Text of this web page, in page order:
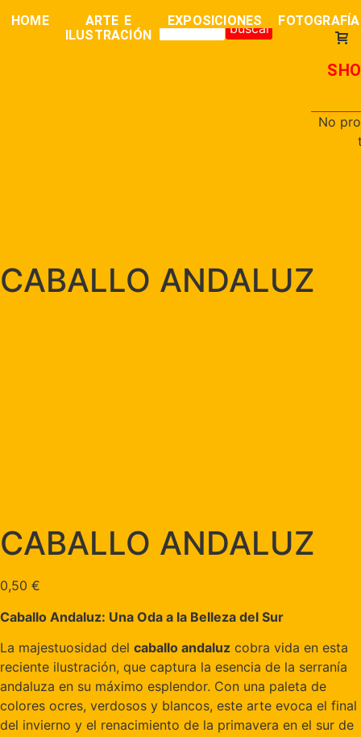
HOME
ARTE E
ILUSTRACIÓN
EXPOSICIONES FOTOGRAFÍA
buscar
0,00€
No
CABALLO ANDALUZ
CABALLO ANDALUZ
0,50 €
Caballo Andaluz: Una Oda a la Belleza del Sur
La majestuosidad del caballo andaluz cobra vida en esta
reciente ilustración, que captura la esencia de la serranía
andaluza en su máximo esplendor. Con una paleta de
colores ocres, verdosos y blancos, este arte evoca el final
del invierno y el renacimiento de la primavera en el sur de